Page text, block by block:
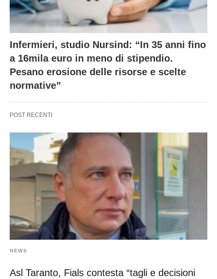
Infermieri, studio Nursind: “In 35 anni fino
a 16mila euro in meno di stipendio.
Pesano erosione delle risorse e scelte
normative”
POST RECENTI
NEWS
Asl Taranto, Fials contesta “tagli e decisioni